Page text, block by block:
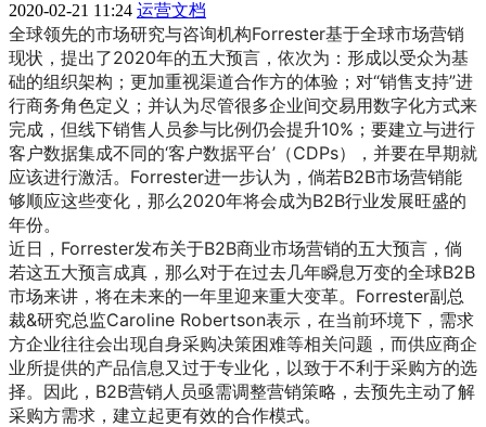
2020-02-21 11:24 运营文档
全球领先的市场研究与咨询机构Forrester基于全球市场营销
现状，提出了2020年的五大预言，依次为：形成以受众为基
础的组织架构；更加重视渠道合作方的体验；对“销售支持”进
行商务角色定义；并认为尽管很多企业间交易用数字化方式来
完成，但线下销售人员参与比例仍会提升10%；要建立与进行
客户数据集成不同的‘客户数据平台’（CDPs），并要在早期就
应该进行激活。Forrester进一步认为，倘若B2B市场营销能
够顺应这些变化，那么2020年将会成为B2B行业发展旺盛的
年份。
近日，Forrester发布关于B2B商业市场营销的五大预言，倘
若这五大预言成真，那么对于在过去几年瞬息万变的全球B2B
市场来讲，将在未来的一年里迎来重大变革。Forrester副总
裁&研究总监Caroline Robertson表示，在当前环境下，需求
方企业往往会出现自身采购决策困难等相关问题，而供应商企
业所提供的产品信息又过于专业化，以致于不利于采购方的选
择。因此，B2B营销人员亟需调整营销策略，去预先主动了解
采购方需求，建立起更有效的合作模式。